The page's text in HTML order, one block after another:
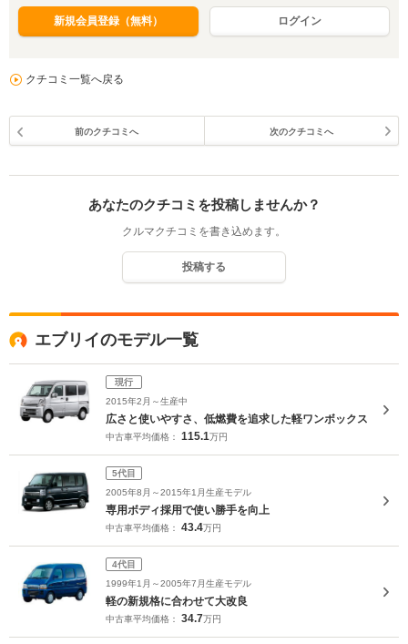
新規会員登録（無料） ログイン
クチコミ一覧へ戻る
前のクチコミへ 次のクチコミへ
あなたのクチコミを投稿しませんか？
クルマクチコミを書き込めます。
投稿する
エブリイのモデル一覧
現行
2015年2月～生産中
広さと使いやすさ、低燃費を追求した軽ワンボックス
中古車平均価格： 115.1万円
5代目
2005年8月～2015年1月生産モデル
専用ボディ採用で使い勝手を向上
中古車平均価格： 43.4万円
4代目
1999年1月～2005年7月生産モデル
軽の新規格に合わせて大改良
中古車平均価格： 34.7万円